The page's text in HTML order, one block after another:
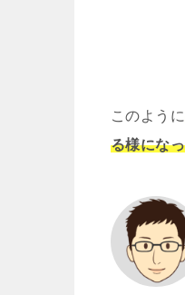
このように
る様にな